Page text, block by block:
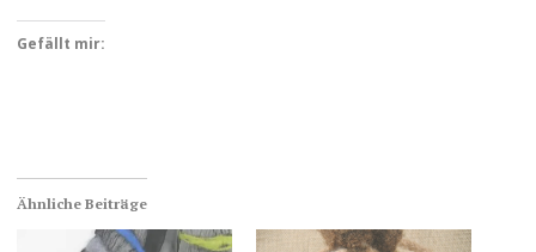
Gefällt mir:
Ähnliche Beiträge